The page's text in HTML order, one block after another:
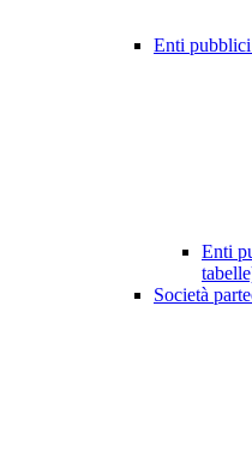
Enti
Enti
Società